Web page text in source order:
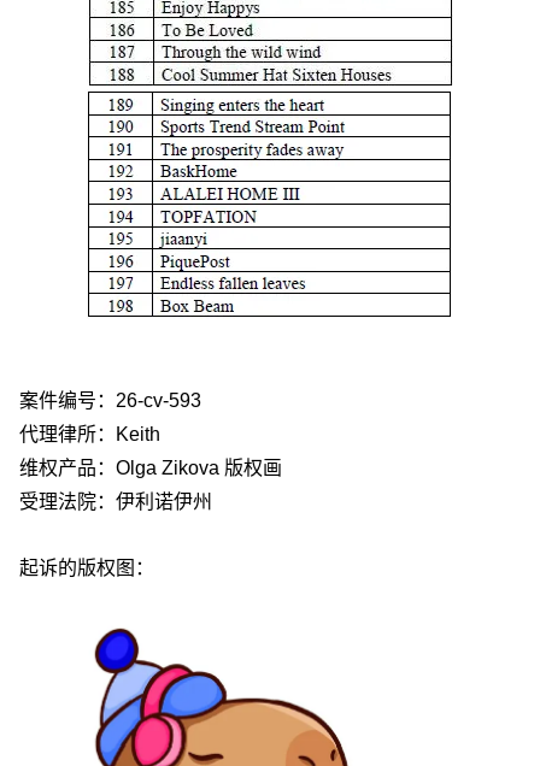
案件编号：26-cv-593
代理律所：Keith
维权产品：Olga Zikova 版权画
受理法院：伊利诺伊州
起诉的版权图：